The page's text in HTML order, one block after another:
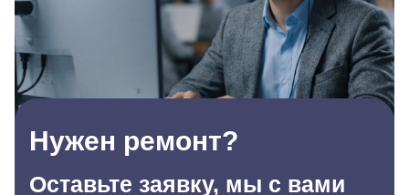
Нужен ремонт?
Оставьте заявку, мы с вами